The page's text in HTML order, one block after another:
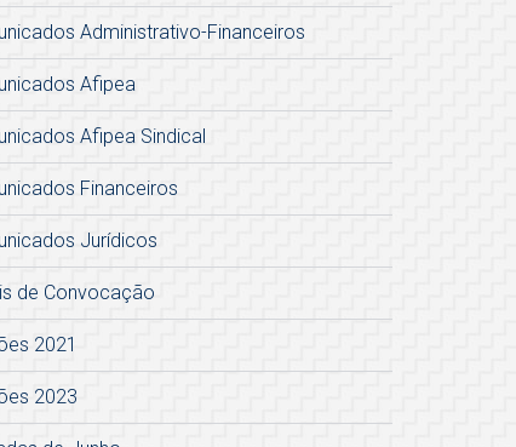
Administrativo-Financeiros
Afipea
Afipea Sindical
Financeiros
Jurídicos
de Convocação
2021
2023